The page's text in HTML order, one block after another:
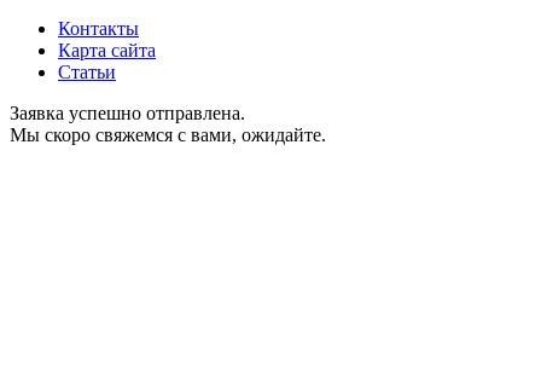
Контакты
Карта сайта
Статьи
Заявка успешно отправлена.
Мы скоро свяжемся с вами, ожидайте.